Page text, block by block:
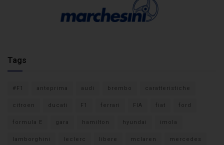
Tags
#F1 anteprima audi brembo caratteristiche
citroen ducati F1 ferrari FIA fiat ford
formula E gara hamilton hyundai imola
lamborghini leclerc libere mclaren mercedes